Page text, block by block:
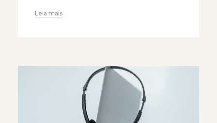
Leia mais